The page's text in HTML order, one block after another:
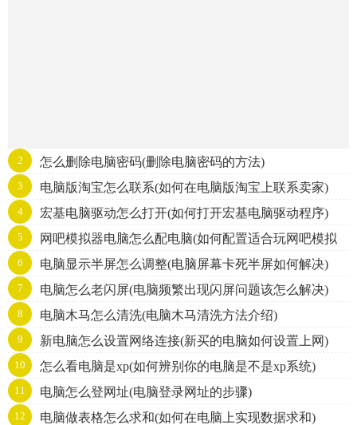
2 怎么删除电脑密码(删除电脑密码的方法)
3 电脑版淘宝怎么联系(如何在电脑版淘宝上联系卖家)
4 宏基电脑驱动怎么打开(如何打开宏基电脑驱动程序)
5
网吧模拟器电脑怎么配电脑(如何配置适合玩网吧模拟
器的电脑)
6 电脑显示半屏怎么调整(电脑屏幕卡死半屏如何解决)
7 电脑怎么老闪屏(电脑频繁出现闪屏问题该怎么解决)
8 电脑木马怎么清洗(电脑木马清洗方法介绍)
9 新电脑怎么设置网络连接(新买的电脑如何设置上网)
10 怎么看电脑是xp(如何辨别你的电脑是不是xp系统)
11 电脑怎么登网址(电脑登录网址的步骤)
12 电脑做表格怎么求和(如何在电脑上实现数据求和)